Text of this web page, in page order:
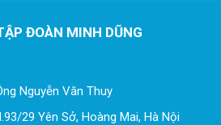
ĐOÀN MINH DŨNG
Nguyễn Văn Thuy
29 Yên Sở, Hoàng Mai, Hà Nội